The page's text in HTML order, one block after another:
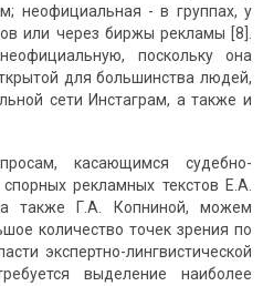
неофициальная - в группах, у
или через биржы рекламы [8].
поскольку она
для большинства людей,
сети Инстаграм, а также и
касающимся судебно-
рекламных текстов Е.А.
также Г.А. Копниной, можем
количество точек зрения по
экспертно-лингвистической
выделение наиболее